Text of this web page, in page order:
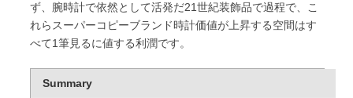
ず、腕時計で依然として活発だ21世紀装飾品で過程で、こ
れらスーパーコピーブランド時計価値が上昇する空間はす
べて1筆見るに値する利潤です。
Summary